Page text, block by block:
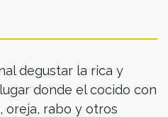
degustar la rica y
donde el cocido con
oreja, rabo y otros